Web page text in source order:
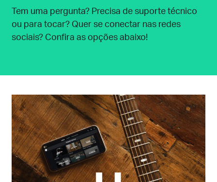
Tem uma pergunta? Precisa de suporte técnico
ou para tocar? Quer se conectar nas redes
sociais? Confira as opções abaixo!